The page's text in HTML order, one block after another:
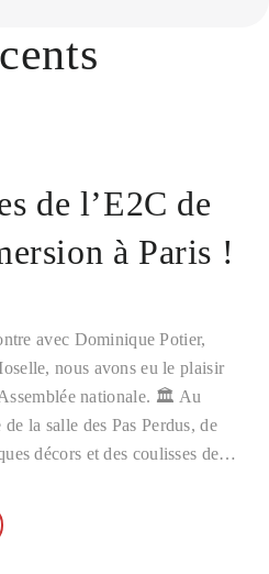
de l’E2C de
à Paris !
avec Dominique Potier,
nous avons eu le plaisir
nationale. 🏛️ Au
la salle des Pas Perdus, de
décors et des coulisses de…